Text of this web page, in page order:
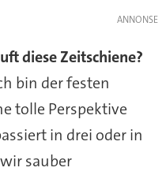
diese Zeitschiene?
bin der festen
tolle Perspektive
in drei oder in
sauber